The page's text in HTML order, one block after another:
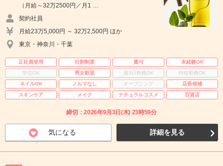
（月給～32万2500円／月1 …
契約社員
月給23万5,000円 ～ 32万2,500円 ほか
東京・神奈川・千葉
正社員登用 社割制度 賞与
未経験OK
学生OK
男女歓迎 週3日勤務OK
時短勤務OK
ネイルOK
ノルマなし オープニング
店長候補
スキンケア
メイク ナチュラルコスメ 百貨店
締切：2026年9月3日(木) 23時59分
気になる 詳細を見る